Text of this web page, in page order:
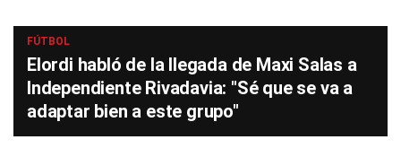
FÚTBOL
Elordi habló de la llegada de Maxi Salas a
Independiente Rivadavia: "Sé que se va a
adaptar bien a este grupo"